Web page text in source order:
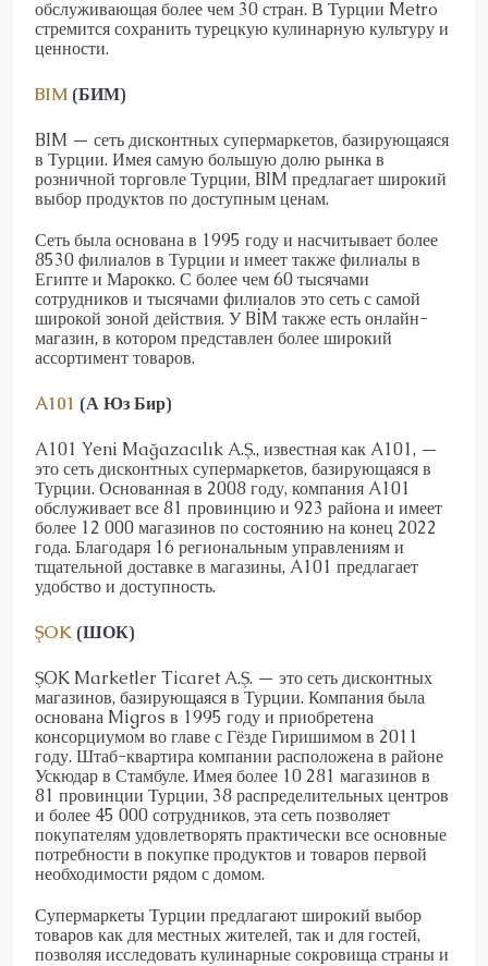
обслуживающая более чем 30 стран. В Турции Metro
стремится сохранить турецкую кулинарную культуру и
ценности.
BIM (БИМ)
BIM — сеть дисконтных супермаркетов, базирующаяся
в Турции. Имея самую большую долю рынка в
розничной торговле Турции, BIM предлагает широкий
выбор продуктов по доступным ценам.
Сеть была основана в 1995 году и насчитывает более
8530 филиалов в Турции и имеет также филиалы в
Египте и Марокко. С более чем 60 тысячами
сотрудников и тысячами филиалов это сеть с самой
широкой зоной действия. У BİM также есть онлайн-
магазин, в котором представлен более широкий
ассортимент товаров.
A101 (А Юз Бир)
A101 Yeni Mağazacılık A.Ş., известная как A101, —
это сеть дисконтных супермаркетов, базирующаяся в
Турции. Основанная в 2008 году, компания A101
обслуживает все 81 провинцию и 923 района и имеет
более 12 000 магазинов по состоянию на конец 2022
года. Благодаря 16 региональным управлениям и
тщательной доставке в магазины, A101 предлагает
удобство и доступность.
ŞOK (ШОК)
ŞOK Marketler Ticaret A.Ş. — это сеть дисконтных
магазинов, базирующаяся в Турции. Компания была
основана Migros в 1995 году и приобретена
консорциумом во главе с Гёзде Гиришимом в 2011
году. Штаб-квартира компании расположена в районе
Ускюдар в Стамбуле. Имея более 10 281 магазинов в
81 провинции Турции, 38 распределительных центров
и более 45 000 сотрудников, эта сеть позволяет
покупателям удовлетворять практически все основные
потребности в покупке продуктов и товаров первой
необходимости рядом с домом.
Супермаркеты Турции предлагают широкий выбор
товаров как для местных жителей, так и для гостей,
позволяя исследовать кулинарные сокровища страны и